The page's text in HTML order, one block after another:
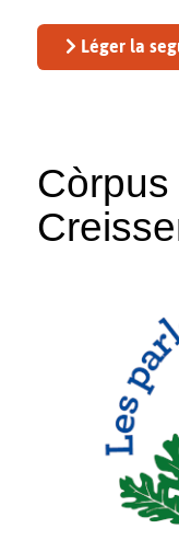
Léger la
Còrpus